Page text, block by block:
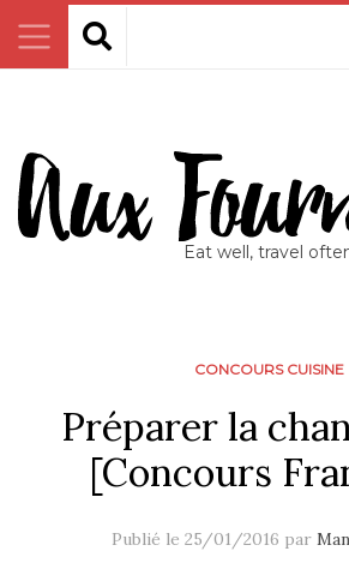
Eat well, travel
CONCOURS CUISINE
Préparer la
[Concours
Publié le 25/01/2016 par